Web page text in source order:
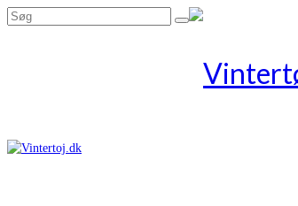
Search